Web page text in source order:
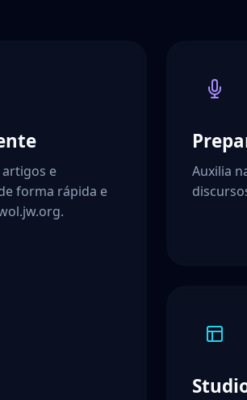
e
forma rápida e
Auxilia